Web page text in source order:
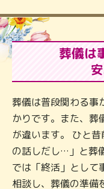
葬儀は
葬儀は普段関わる事
かりです。また、葬
が違います。 ひと
の話しだし…」と葬
では「終活」として
相談し、葬儀の準備